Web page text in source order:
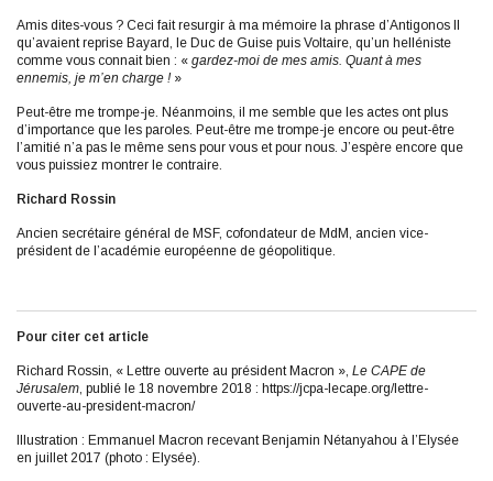
Amis dites-vous ? Ceci fait resurgir à ma mémoire la phrase d’Antigonos II
qu’avaient reprise Bayard, le Duc de Guise puis Voltaire, qu’un helléniste
comme vous connait bien : « gardez-moi de mes amis. Quant à mes
ennemis, je m’en charge !»
Peut-être me trompe-je. Néanmoins, il me semble que les actes ont plus
d’importance que les paroles. Peut-être me trompe-je encore ou peut-être
l’amitié n’a pas le même sens pour vous et pour nous. J’espère encore que
vous puissiez montrer le contraire.
Richard Rossin
Ancien secrétaire général de MSF, cofondateur de MdM, ancien vice-
président de l’académie européenne de géopolitique.
Pour citer cet article
Richard Rossin, « Lettre ouverte au président Macron », Le CAPE de
Jérusalem , publié le 18 novembre 2018 : https://jcpa-lecape.org/lettre-
ouverte-au-president-macron/
Illustration : Emmanuel Macron recevant Benjamin Nétanyahou à l’Elysée
en juillet 2017 (photo : Elysée).